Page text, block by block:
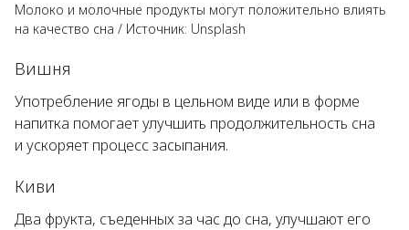
Молоко и молочные продукты могут положительно влиять
на качество сна / Источник: Unsplash
Вишня
Употребление ягоды в цельном виде или в форме
напитка помогает улучшить продолжительность сна
и ускоряет процесс засыпания.
Киви
Два фрукта, съеденных за час до сна, улучшают его